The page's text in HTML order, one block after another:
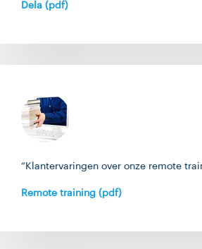
Dela (pdf)
“Klantervaringen over onze remote
Remote training (pdf)